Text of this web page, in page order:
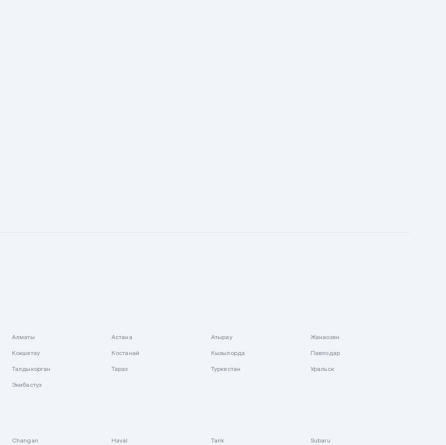
Алматы Астана Атырау Жанаозен
Кокшетау Костанай Кызылорда Павлодар
Талдыкорган Тараз Туркестан Уральск
Экибастуз
Changan Haval Tank Subaru